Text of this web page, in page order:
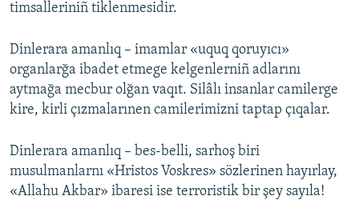
timsalleriniñ tiklenmesidir.
Dinlerara amanlıq – imamlar «uquq qoruyıcı»
organlarğa ibadet etmege kelgenlerniñ adlarını
aytmağa mecbur olğan vaqıt. Silâlı insanlar camilerge
kire, kirli çızmalarınen camilerimizni taptap çıqalar.
Dinlerara amanlıq – bes-belli, sarhoş biri
musulmanlarnı «Hristos Voskres» sözlerinen hayırlay,
«Allahu Akbar» ibaresi ise terroristik bir şey sayıla!